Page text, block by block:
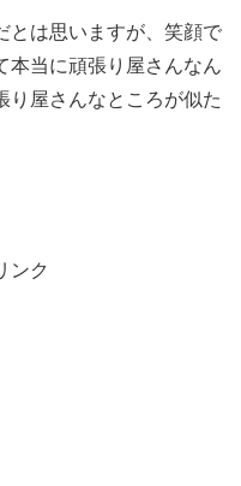
とは思いますが、笑顔で
本当に頑張り屋さんなん
り屋さんなところが似た
ンク